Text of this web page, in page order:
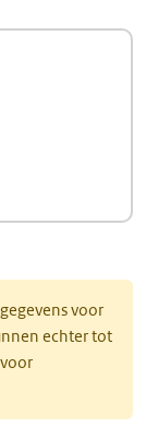
voor
echter tot